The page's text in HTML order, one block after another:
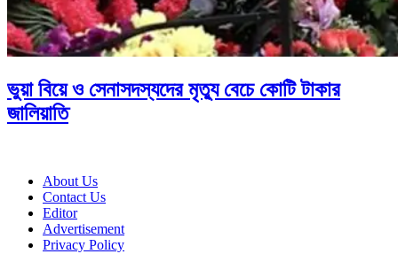
ভুয়া বিয়ে ও সেনাসদস্যদের মৃত্যু বেচে কোটি টাকার
জালিয়াতি
About Us
Contact Us
Editor
Advertisement
Privacy Policy